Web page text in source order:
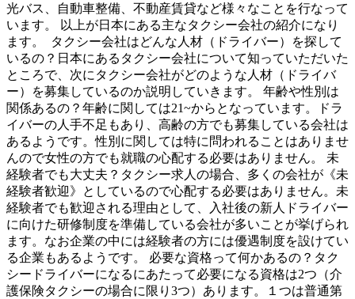
光バス、自動車整備、不動産賃貸など様々なことを行なって
います。 以上が日本にある主なタクシー会社の紹介になり
ます。 タクシー会社はどんな人材（ドライバー）を探して
いるの？日本にあるタクシー会社について知っていただいた
ところで、次にタクシー会社がどのような人材（ドライバ
ー）を募集しているのか説明していきます。 年齢や性別は
関係あるの？年齢に関しては21~からとなっています。ドラ
イバーの人手不足もあり、高齢の方でも募集している会社は
あるようです。性別に関しては特に問われることはありませ
んので女性の方でも就職の心配する必要はありません。 未
経験者でも大丈夫？タクシー求人の場合、多くの会社が《未
経験者歓迎》としているので心配する必要はありません。未
経験者でも歓迎される理由として、入社後の新人ドライバー
に向けた研修制度を準備している会社が多いことが挙げられ
ます。なお企業の中には経験者の方には優遇制度を設けてい
る企業もあるようです。 必要な資格って何かあるの？タク
シードライバーになるにあたって必要になる資格は2つ（介
護保険タクシーの場合に限り3つ）あります。１つは普通第